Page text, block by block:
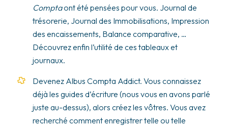
Comptaont été pensées pour vous. Journal de
trésorerie, Journal des Immobilisations, Impression
des encaissements, Balance comparative, …
Découvrez enfin l’utilité de ces tableaux et
journaux.
Devenez Albus Compta Addict. Vous connaissez
déjà les guides d’écriture (nous vous en avons parlé
juste au-dessus), alors créez les vôtres. Vous avez
recherché comment enregistrer telle ou telle